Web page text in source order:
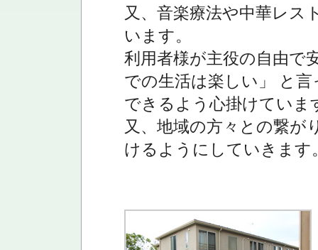
又、音楽療法や中華レス
います。
利用者様が主役の自由で
での生活は楽しい」 と
できるよう心掛けていま
又、地域の方々との繋が
けるようにしていきます